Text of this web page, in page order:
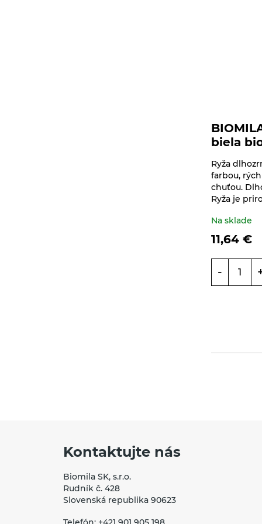
Tašky, vrecká
Vankúše
biela
Ryža
farbou,
chuťou.
Ryža je
Na sklade
11,64 €
-
Kontaktujte nás
Biomila SK, s.r.o.
Rudník č. 428
Slovenská republika 90623
Telefón: +421 901 905 198